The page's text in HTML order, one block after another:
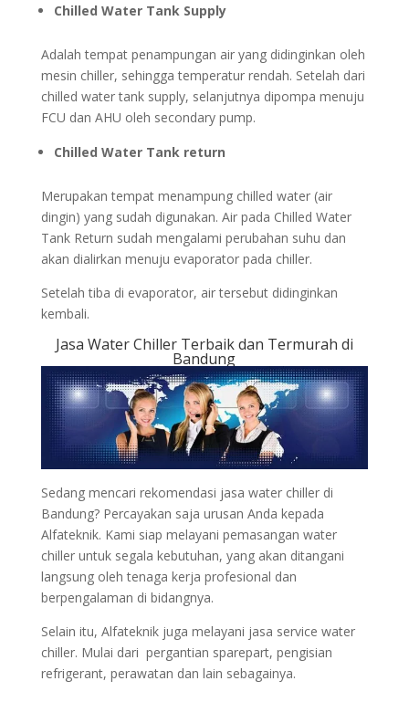
Chilled Water Tank Supply
Adalah tempat penampungan air yang didinginkan oleh
mesin chiller, sehingga temperatur rendah. Setelah dari
chilled water tank supply, selanjutnya dipompa menuju
FCU dan AHU oleh secondary pump.
Chilled Water Tank return
Merupakan tempat menampung chilled water (air
dingin) yang sudah digunakan. Air pada Chilled Water
Tank Return sudah mengalami perubahan suhu dan
akan dialirkan menuju evaporator pada chiller.
Setelah tiba di evaporator, air tersebut didinginkan
kembali.
Jasa Water Chiller Terbaik dan Termurah di
Bandung
Sedang mencari rekomendasi jasa water chiller di
Bandung? Percayakan saja urusan Anda kepada
Alfateknik. Kami siap melayani pemasangan water
chiller untuk segala kebutuhan, yang akan ditangani
langsung oleh tenaga kerja profesional dan
berpengalaman di bidangnya.
Selain itu, Alfateknik juga melayani jasa service water
chiller. Mulai dari pergantian sparepart, pengisian
refrigerant, perawatan dan lain sebagainya.